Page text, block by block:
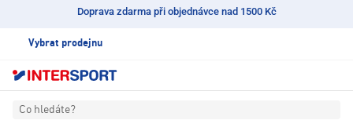
Doprava zdarma při objednávce nad 1500 Kč
Vybrat prodejnu
Co hledáte?